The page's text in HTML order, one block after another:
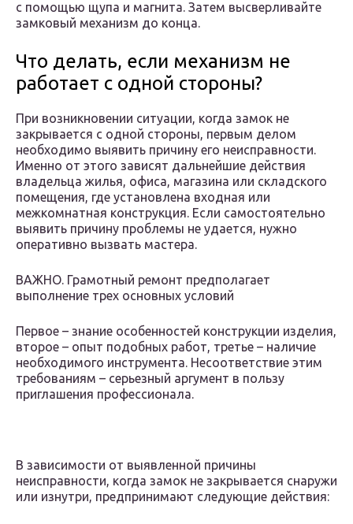
с помощью щупа и магнита. Затем высверливайте
замковый механизм до конца.
Что делать, если механизм не
работает с одной стороны?
При возникновении ситуации, когда замок не
закрывается с одной стороны, первым делом
необходимо выявить причину его неисправности.
Именно от этого зависят дальнейшие действия
владельца жилья, офиса, магазина или складского
помещения, где установлена входная или
межкомнатная конструкция. Если самостоятельно
выявить причину проблемы не удается, нужно
оперативно вызвать мастера.
ВАЖНО. Грамотный ремонт предполагает
выполнение трех основных условий
Первое – знание особенностей конструкции изделия,
второе – опыт подобных работ, третье – наличие
необходимого инструмента. Несоответствие этим
требованиям – серьезный аргумент в пользу
приглашения профессионала.
В зависимости от выявленной причины
неисправности, когда замок не закрывается снаружи
или изнутри, предпринимают следующие действия: